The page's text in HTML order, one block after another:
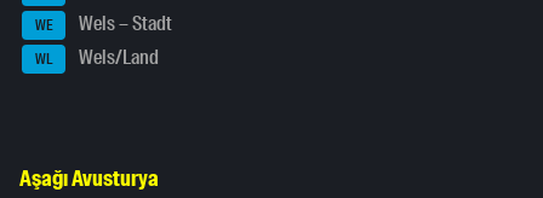
WE Wels – Stadt
WL Wels/Land
Aşağı Avusturya